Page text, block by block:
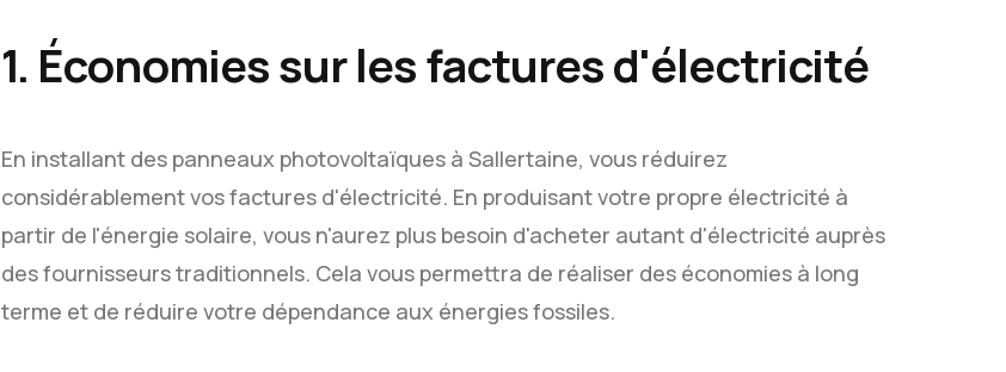
1. Économies sur les factures d'électricité
En installant des panneaux photovoltaïques à Sallertaine, vous réduirez
considérablement vos factures d'électricité. En produisant votre propre électricité à
partir de l'énergie solaire, vous n'aurez plus besoin d'acheter autant d'électricité auprès
des fournisseurs traditionnels. Cela vous permettra de réaliser des économies à long
terme et de réduire votre dépendance aux énergies fossiles.